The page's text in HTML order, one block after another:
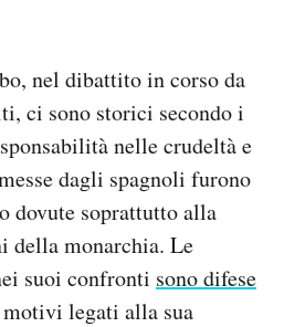
nel dibattito in corso da
ci sono storici secondo i
nelle crudeltà e
dagli spagnoli furono
dovute soprattutto alla
della monarchia. Le
suoi confronti sono difese
legati alla sua